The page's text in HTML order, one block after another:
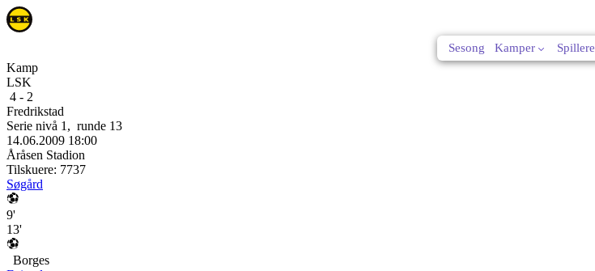
Sesong Kamper Spillere
Kamp
LSK
4 - 2
Fredrikstad
Serie nivå 1 , runde 13
14.06.2009 18:00
Åråsen Stadion
Tilskuere: 7737
Søgård
9'
13'
Borges